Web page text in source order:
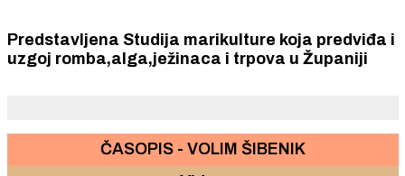
Predstavljena Studija marikulture koja predviđa i
uzgoj romba,alga,ježinaca i trpova u Županiji
ČASOPIS - VOLIM ŠIBENIK